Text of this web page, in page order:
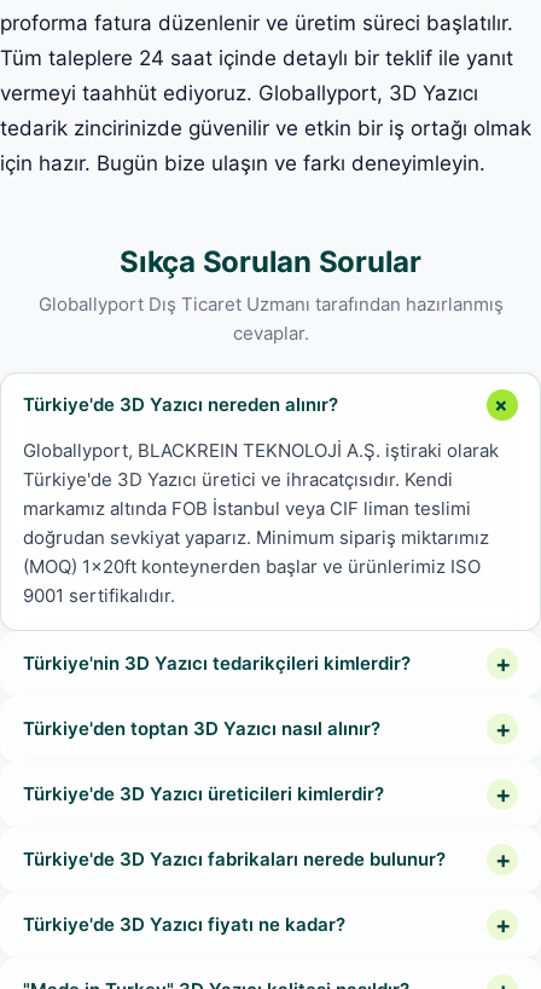
proforma fatura düzenlenir ve üretim süreci başlatılır.
Tüm taleplere 24 saat içinde detaylı bir teklif ile yanıt
vermeyi taahhüt ediyoruz. Globallyport, 3D Yazıcı
tedarik zincirinizde güvenilir ve etkin bir iş ortağı olmak
için hazır. Bugün bize ulaşın ve farkı deneyimleyin.
Sıkça Sorulan Sorular
Globallyport Dış Ticaret Uzmanı tarafından hazırlanmış
cevaplar.
Türkiye'de 3D Yazıcı nereden alınır?
Globallyport, BLACKREIN TEKNOLOJİ A.Ş. iştiraki olarak
Türkiye'de 3D Yazıcı üretici ve ihracatçısıdır. Kendi
markamız altında FOB İstanbul veya CIF liman teslimi
doğrudan sevkiyat yaparız. Minimum sipariş miktarımız
(MOQ) 1x20ft konteynerden başlar ve ürünlerimiz ISO
9001 sertifikalıdır.
Türkiye'nin 3D Yazıcı tedarikçileri kimlerdir?
Türkiye'den toptan 3D Yazıcı nasıl alınır?
Türkiye'de 3D Yazıcı üreticileri kimlerdir?
Türkiye'de 3D Yazıcı fabrikaları nerede bulunur?
Türkiye'de 3D Yazıcı fiyatı ne kadar?